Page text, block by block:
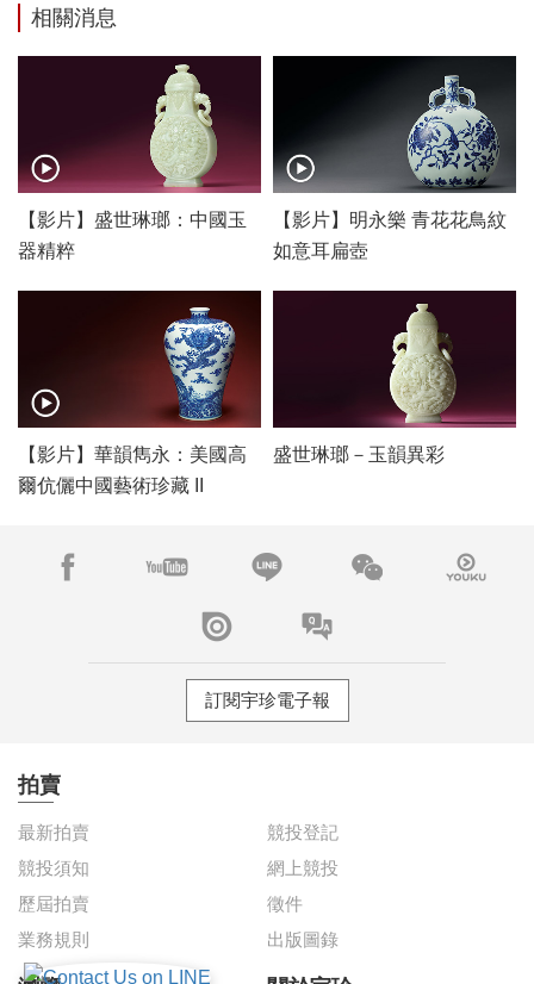
相關消息
【影片】盛世琳瑯：中國玉
器精粹
【影片】明永樂 青花花鳥紋
如意耳扁壺
【影片】華韻雋永：美國高
爾伉儷中國藝術珍藏 II
盛世琳瑯－玉韻異彩
訂閱宇珍電子報
拍賣
最新拍賣
競投登記
競投須知
網上競投
歷屆拍賣
徵件
業務規則
出版圖錄